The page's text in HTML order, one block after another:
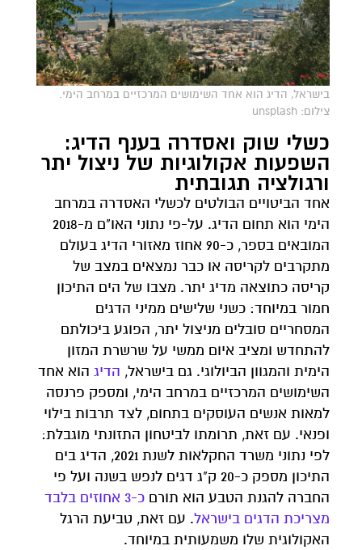
בישראל, הדיג הוא אחד השימושים המרכזיים במרחב הימי.
צילום: unsplash
כשלי שוק ואסדרה בענף הדיג:
השפעות אקולוגיות של ניצול יתר
ורגולציה תגובתית
אחד הביטויים הבולטים לכשלי האסדרה במרחב
הימי הוא תחום הדיג. על-פי נתוני האו"ם מ-2018
המובאים בספר, כ-90 אחוז מאזורי הדיג בעולם
מתקרבים לקריסה או כבר נמצאים במצב של
קריסה כתוצאה מדיג יתר. מצבו של הים התיכון
חמור במיוחד: כשני שלישים ממיני הדגים
המסחריים סובלים מניצול יתר, הפוגע ביכולתם
להתחדש ומציב איום ממשי על שרשרת המזון
הימית והמגוון הביולוגי. גם בישראל, הדיג הוא אחד
השימושים המרכזיים במרחב הימי, ומספק פרנסה
למאות אנשים העוסקים בתחום, לצד תרבות בילוי
ופנאי. עם זאת, תרומתו לביטחון התזונתי מוגבלת:
לפי נתוני משרד החקלאות לשנת 2021, הדיג בים
התיכון מספק כ-20 ק"ג דגים לנפש בשנה ועל פי
החברה להגנת הטבע הוא תורם
כ-3 אחוזים בלבד
מצריכת הדגים בישראל. עם זאת, טביעת הרגל
האקולוגית שלו משמעותית במיוחד.